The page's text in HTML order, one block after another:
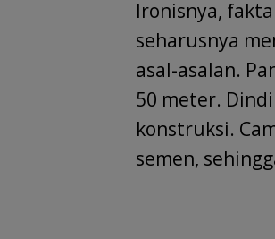
Ironisnya,
seharusnya
asal-asalan.
50 meter.
konstruksi.
semen,